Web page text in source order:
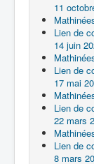
11
Lien de
14 juin
Lien de
17 mai
Lien de
22 mars
Lien de
8 mars